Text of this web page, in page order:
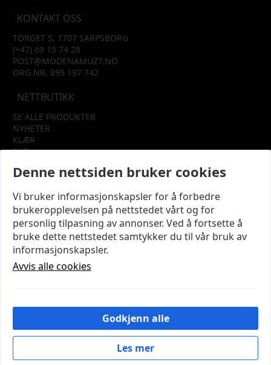
KONTAKT OSS
TORGET 5, 1707 SARPSBORG
(+47) 69 15 74 28
POST@MODENAMUZT.NO
ORG.NR. 895 197 742
NETTBUTIKK
SE ALLE PRODUKTER
NYHETER
KLÆR
SKO
SALG
INFORMASJON
OM OSS
KUNDEKLUBB
KONTAKT OSS
KJØPSVILKÅR OG BETINGELSER
PERSONVERN
© 2026 NYE MODENA – Utviklet og designet avIT-
Sentralen AS
Denne nettsiden bruker cookies
Vi bruker informasjonskapsler for å forbedre
brukeropplevelsen på nettstedet vårt og for
personlig tilpasning av annonser. Ved å fortsette å
bruke dette nettstedet samtykker du til vår bruk av
informasjonskapsler.
Avvis alle cookies
Les mer
Godkjenn alle
Cookies